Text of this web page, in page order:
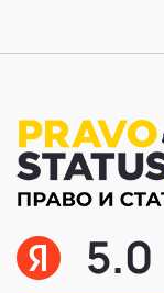
5.0